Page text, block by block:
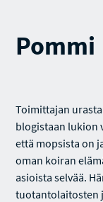
Pommi
Toimittajan
blogistaan lukion
että mopsista on
oman koiran
asioista selvää.
tuotantolaitosten